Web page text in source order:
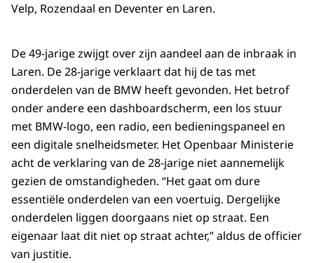
Velp, Rozendaal en Deventer en Laren.
De 49-jarige zwijgt over zijn aandeel aan de inbraak in
Laren. De 28-jarige verklaart dat hij de tas met
onderdelen van de BMW heeft gevonden. Het betrof
onder andere een dashboardscherm, een los stuur
met BMW-logo, een radio, een bedieningspaneel en
een digitale snelheidsmeter. Het Openbaar Ministerie
acht de verklaring van de 28-jarige niet aannemelijk
gezien de omstandigheden. “Het gaat om dure
essentiële onderdelen van een voertuig. Dergelijke
onderdelen liggen doorgaans niet op straat. Een
eigenaar laat dit niet op straat achter,” aldus de officier
van justitie.